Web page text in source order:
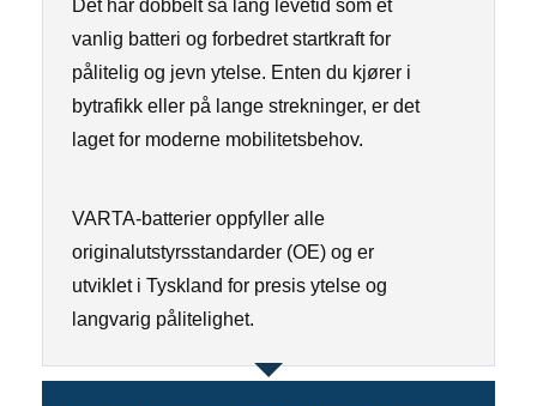
Det har dobbelt så lang levetid som et
vanlig batteri og forbedret startkraft for
pålitelig og jevn ytelse. Enten du kjører i
bytrafikk eller på lange strekninger, er det
laget for moderne mobilitetsbehov.
VARTA-batterier oppfyller alle
originalutstyrsstandarder (OE) og er
utviklet i Tyskland for presis ytelse og
langvarig pålitelighet.